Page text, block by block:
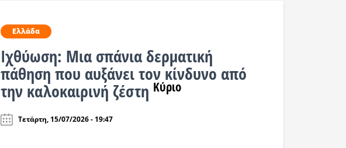
Ελλάδα
Ιχθύωση: Μια σπάνια δερματική
πάθηση που αυξάνει τον κίνδυνο από
την καλοκαιρινή ζέστη Κύριο
Τετάρτη, 15/07/2026 - 19:47